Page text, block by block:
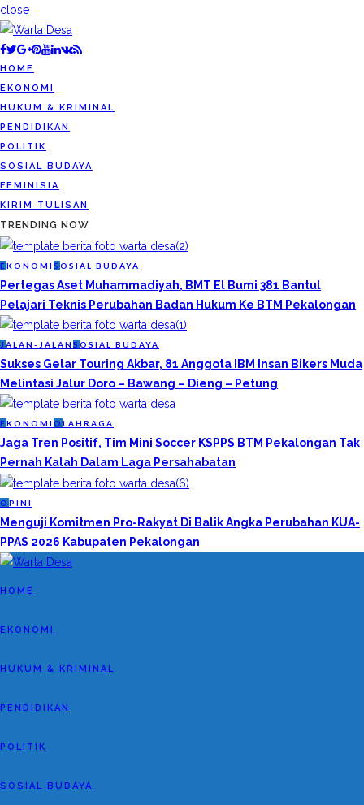
close
HOME
EKONOMI
HUKUM & KRIMINAL
PENDIDIKAN
POLITIK
SOSIAL BUDAYA
FEMINISIA
KIRIM TULISAN
TRENDING NOW
EKONOMI S OSIAL BUDAYA
Pertegas Aset Muhammadiyah, BMT El Bumi 381 Bantul
Pelajari Teknis Perubahan Badan Hukum Ke BTM Pekalongan
J ALAN-JALAN S OSIAL BUDAYA
Sukses Gelar Touring Akbar, 81 Anggota IBM Insan Bikers Muda
Melintasi Jalur Doro – Bawang – Dieng – Petung
EKONOMI O LAHRAGA
Jaga Tren Positif, Tim Mini Soccer KSPPS BTM Pekalongan Tak
Pernah Kalah Dalam Laga Persahabatan
O PINI
Menguji Komitmen Pro-Rakyat Di Balik Angka Perubahan KUA-
PPAS 2026 Kabupaten Pekalongan
HOME
EKONOMI
HUKUM & KRIMINAL
PENDIDIKAN
POLITIK
SOSIAL BUDAYA